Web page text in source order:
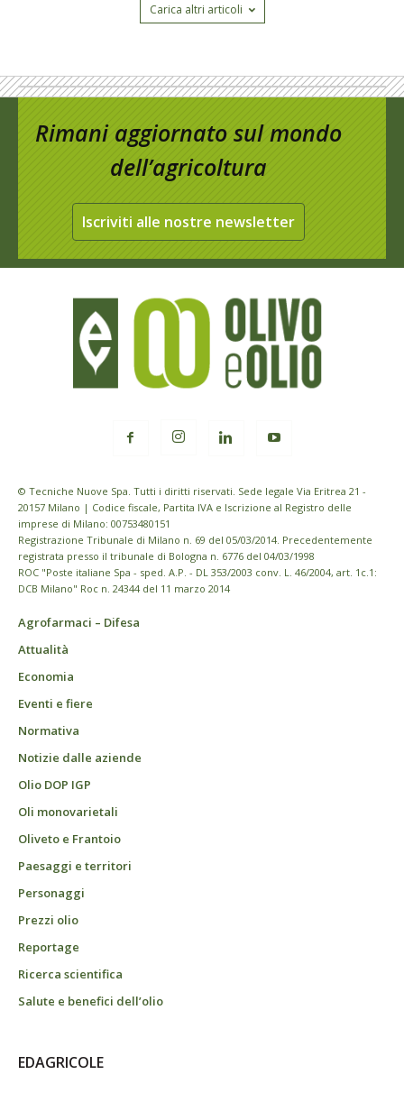
Carica altri articoli
Rimani aggiornato sul mondo
dell’agricoltura
Iscriviti alle nostre newsletter
© Tecniche Nuove Spa. Tutti i diritti riservati. Sede legale Via Eritrea 21 -
20157 Milano | Codice fiscale, Partita IVA e Iscrizione al Registro delle
imprese di Milano: 00753480151
Registrazione Tribunale di Milano n. 69 del 05/03/2014. Precedentemente
registrata presso il tribunale di Bologna n. 6776 del 04/03/1998
ROC "Poste italiane Spa - sped. A.P. - DL 353/2003 conv. L. 46/2004, art. 1c.1:
DCB Milano" Roc n. 24344 del 11 marzo 2014
Agrofarmaci – Difesa
Attualità
Economia
Eventi e fiere
Normativa
Notizie dalle aziende
Olio DOP IGP
Oli monovarietali
Oliveto e Frantoio
Paesaggi e territori
Personaggi
Prezzi olio
Reportage
Ricerca scientifica
Salute e benefici dell’olio
EDAGRICOLE